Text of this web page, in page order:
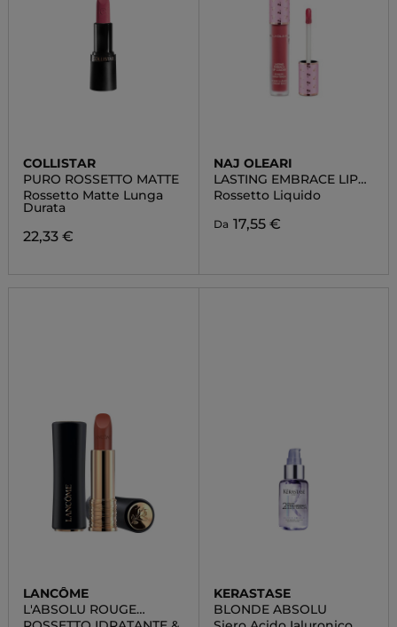
COLLISTAR
PURO ROSSETTO MATTE
Rossetto Matte Lunga
Durata
22,33 €
NAJ OLEARI
LASTING EMBRACE LIP
COLOUR
Rossetto Liquido
Da 17,55 €
LANCÔME
L'ABSOLU ROUGE
CREAM
KERASTASE
BLONDE ABSOLU